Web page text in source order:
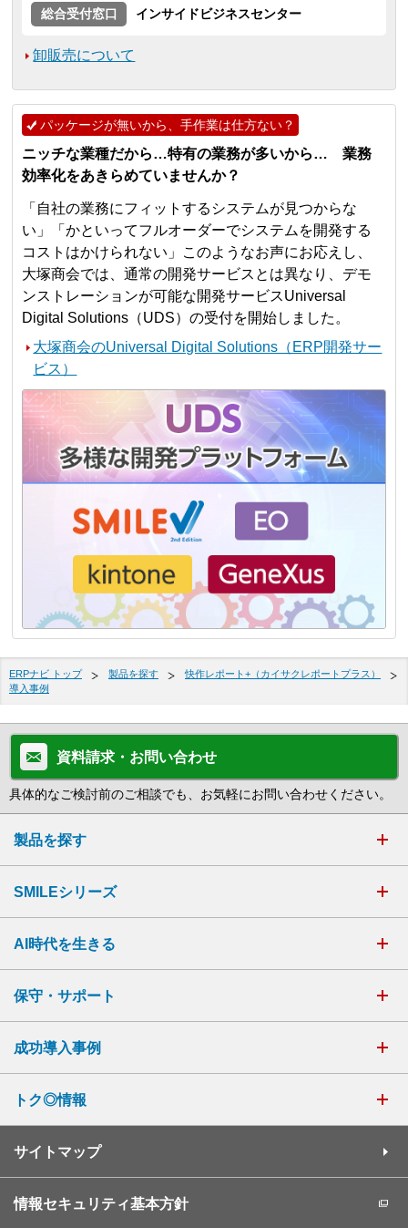
総合受付窓口
インサイドビジネスセンター
卸販売について
パッケージが無いから、手作業は仕方ない？
ニッチな業種だから…特有の業務が多いから… 業務
効率化をあきらめていませんか？
「自社の業務にフィットするシステムが見つからな
い」「かといってフルオーダーでシステムを開発する
コストはかけられない」このようなお声にお応えし、
大塚商会では、通常の開発サービスとは異なり、デモ
ンストレーションが可能な開発サービスUniversal
Digital Solutions（UDS）の受付を開始しました。
大塚商会のUniversal Digital Solutions（ERP開発サー
ビス）
ERPナビ トップ 製品を探す
快作レポート+（カイサクレポートプラス）
導入事例
資料請求・お問い合わせ
具体的なご検討前のご相談でも、お気軽にお問い合わせください。
製品を探す
SMILEシリーズ
AI時代を生きる
保守・サポート
成功導入事例
トク◎情報
サイトマップ
情報セキュリティ基本方針